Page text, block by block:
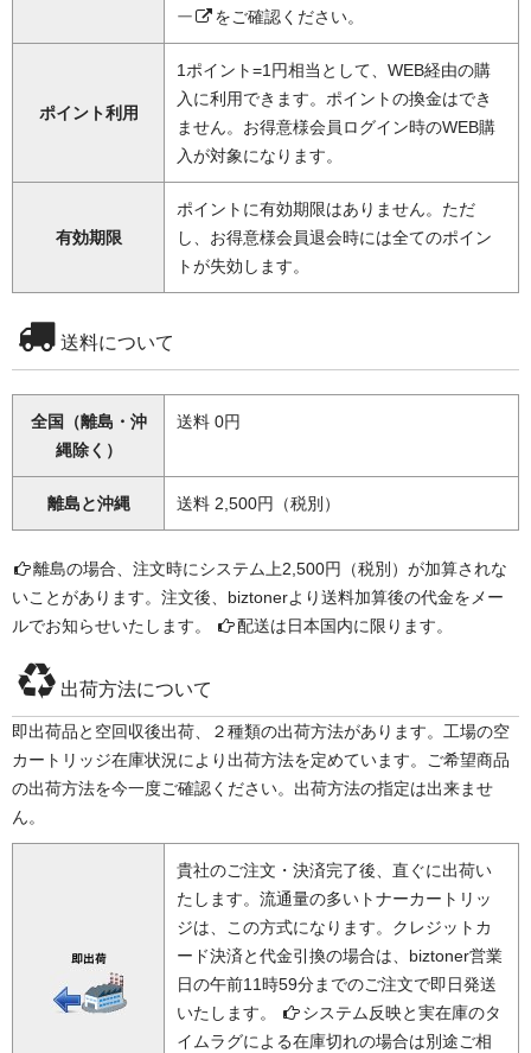
ー をご確認ください。
ポイント利用
1ポイント=1円相当として、WEB経由の購
入に利用できます。ポイントの換金はでき
ません。お得意様会員ログイン時のWEB購
入が対象になります。
有効期限
ポイントに有効期限はありません。ただ
し、お得意様会員退会時には全てのポイン
トが失効します。
送料について
全国（離島・沖
縄除く）
送料 0円
離島と沖縄 送料 2,500円（税別）
離島の場合、注文時にシステム上2,500円（税別）が加算されな
いことがあります。注文後、biztonerより送料加算後の代金をメー
ルでお知らせいたします。
配送は日本国内に限ります。
出荷方法について
即出荷品と空回収後出荷、２種類の出荷方法があります。工場の空
カートリッジ在庫状況により出荷方法を定めています。ご希望商品
の出荷方法を今一度ご確認ください。出荷方法の指定は出来ませ
ん。
貴社のご注文・決済完了後、直ぐに出荷い
たします。流通量の多いトナーカートリッ
ジは、この方式になります。クレジットカ
ード決済と代金引換の場合は、biztoner営業
日の午前11時59分までのご注文で即日発送
いたします。
システム反映と実在庫のタ
イムラグによる在庫切れの場合は別途ご相